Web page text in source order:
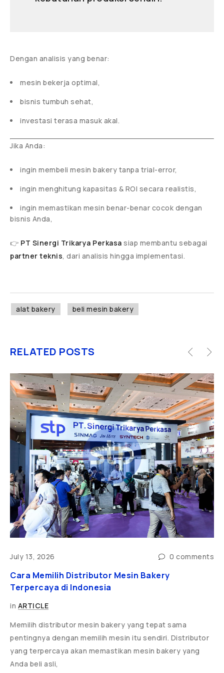
Dengan analisis yang benar:
mesin bekerja optimal,
bisnis tumbuh sehat,
investasi terasa masuk akal.
Jika Anda:
ingin membeli mesin bakery tanpa trial-error,
ingin menghitung kapasitas & ROI secara realistis,
ingin memastikan mesin benar-benar cocok dengan
bisnis Anda,
👉 PT Sinergi Trikarya Perkasa siap membantu sebagai
partner teknis, dari analisis hingga implementasi.
alat bakery beli mesin bakery
RELATED POSTS
July 13, 2026 0 comments
Cara Memilih Distributor Mesin Bakery
Terpercaya di Indonesia
in ARTICLE
Memilih distributor mesin bakery yang tepat sama
pentingnya dengan memilih mesin itu sendiri. Distributor
yang terpercaya akan memastikan mesin bakery yang
Anda beli asli,